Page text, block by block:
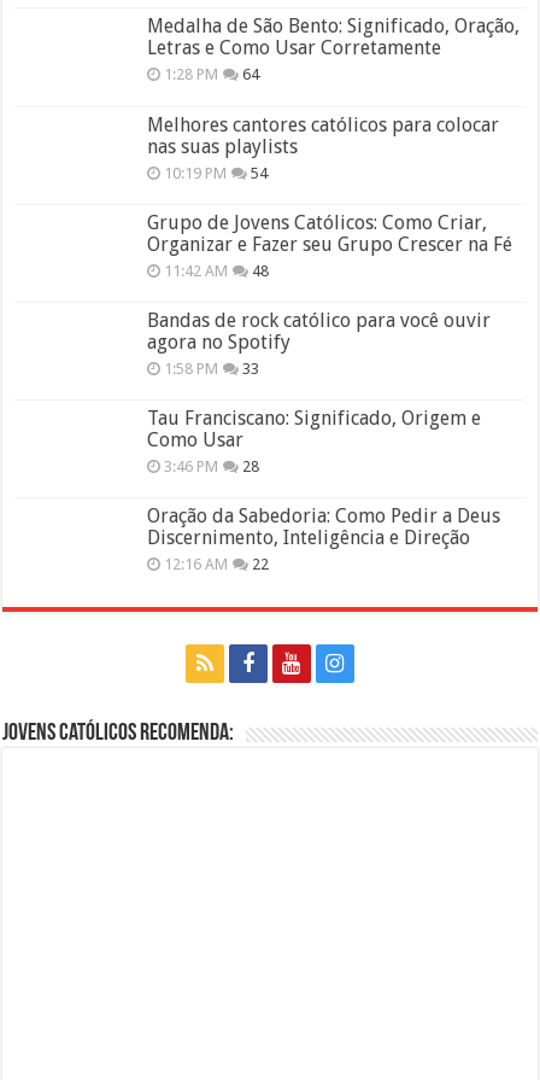
Medalha de São Bento: Significado, Oração,
Letras e Como Usar Corretamente
1:28 PM 64
Melhores cantores católicos para colocar
nas suas playlists
10:19 PM 54
Grupo de Jovens Católicos: Como Criar,
Organizar e Fazer seu Grupo Crescer na Fé
11:42 AM 48
Bandas de rock católico para você ouvir
agora no Spotify
1:58 PM 33
Tau Franciscano: Significado, Origem e
Como Usar
3:46 PM 28
Oração da Sabedoria: Como Pedir a Deus
Discernimento, Inteligência e Direção
12:16 AM 22
Jovens Católicos Recomenda: